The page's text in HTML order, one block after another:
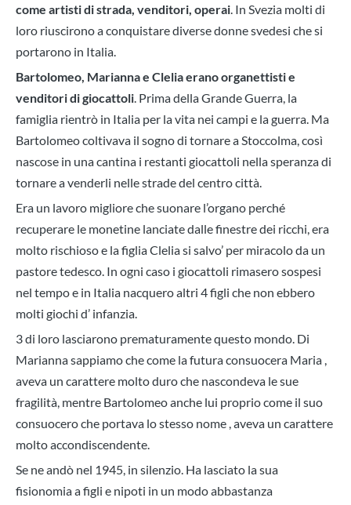
come artisti di strada, venditori, operai. In Svezia molti di
loro riuscirono a conquistare diverse donne svedesi che si
portarono in Italia.
Bartolomeo, Marianna e Clelia erano organettisti e
venditori di giocattoli. Prima della Grande Guerra, la
famiglia rientrò in Italia per la vita nei campi e la guerra. Ma
Bartolomeo coltivava il sogno di tornare a Stoccolma, così
nascose in una cantina i restanti giocattoli nella speranza di
tornare a venderli nelle strade del centro città.
Era un lavoro migliore che suonare l’organo perché
recuperare le monetine lanciate dalle finestre dei ricchi, era
molto rischioso e la figlia Clelia si salvo’ per miracolo da un
pastore tedesco. In ogni caso i giocattoli rimasero sospesi
nel tempo e in Italia nacquero altri 4 figli che non ebbero
molti giochi d’ infanzia.
3 di loro lasciarono prematuramente questo mondo. Di
Marianna sappiamo che come la futura consuocera Maria ,
aveva un carattere molto duro che nascondeva le sue
fragilità, mentre Bartolomeo anche lui proprio come il suo
consuocero che portava lo stesso nome , aveva un carattere
molto accondiscendente.
Se ne andò nel 1945, in silenzio. Ha lasciato la sua
fisionomia a figli e nipoti in un modo abbastanza